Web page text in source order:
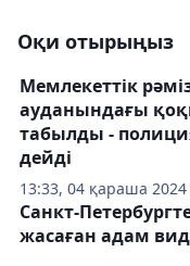
Оқи отырыңыз
13:33, 04 қараша 2024
Мемлекеттік
ауданындағы
табылды -
дейді
Санкт-
жасаған адам